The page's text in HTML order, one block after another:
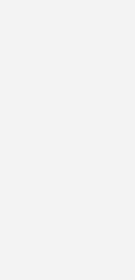
zu unserem KK-Newsletter 1-2018
Ausgabe erfahren Sie mehr über den
über "Trends im Rechenzentrum
wieder den Rückblick auf die wichtigsten
die am 11. Januar erscheint, geht
Klimatechnik sowie um Industrie- und
noch gar nicht? Dann lernen Sie die KK
über
200 Heftausgaben.
uns verpasst? Auch kein Problem!
beim Lesen.